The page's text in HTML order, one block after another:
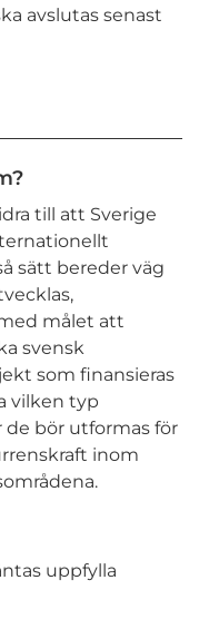
avslutas senast
till att Sverige
sätt bereder väg
målet att
svensk
som finansieras
vilken typ
bör utformas för
inom
uppfylla